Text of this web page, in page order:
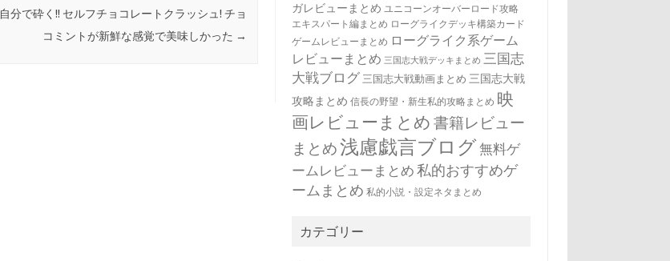
自分で砕く!! セルフチョコレートクラッシュ! チョ
コミントが新鮮な感覚で美味しかった →
ガレビューまとめ ユニコーンオーバーロード攻略
エキスパート編まとめ ローグライクデッキ構築カード
ゲームレビューまとめ ローグライク系ゲーム
レビューまとめ 三国志大戦デッキまとめ 三国志
大戦ブログ 三国志大戦動画まとめ 三国志大戦
攻略まとめ 信長の野望・新生私的攻略まとめ 映
画レビューまとめ 書籍レビュー
まとめ浅慮戯言ブログ無料ゲ
ームレビューまとめ 私的おすすめゲ
ームまとめ 私的小説・設定ネタまとめ
カテゴリー